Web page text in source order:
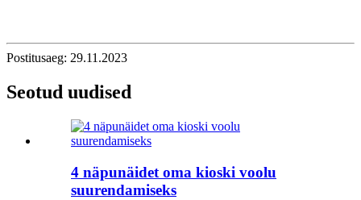
Postitusaeg: 29.11.2023
Seotud uudised
4 näpunäidet oma kioski voolu
suurendamiseks